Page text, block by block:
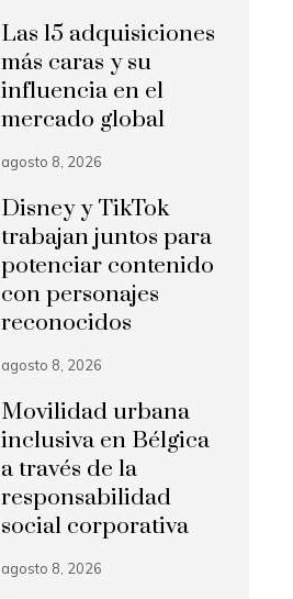
Las 15 adquisiciones
más caras y su
influencia en el
mercado global
agosto 8, 2026
Disney y TikTok
trabajan juntos para
potenciar contenido
con personajes
reconocidos
agosto 8, 2026
Movilidad urbana
inclusiva en Bélgica
a través de la
responsabilidad
social corporativa
agosto 8, 2026